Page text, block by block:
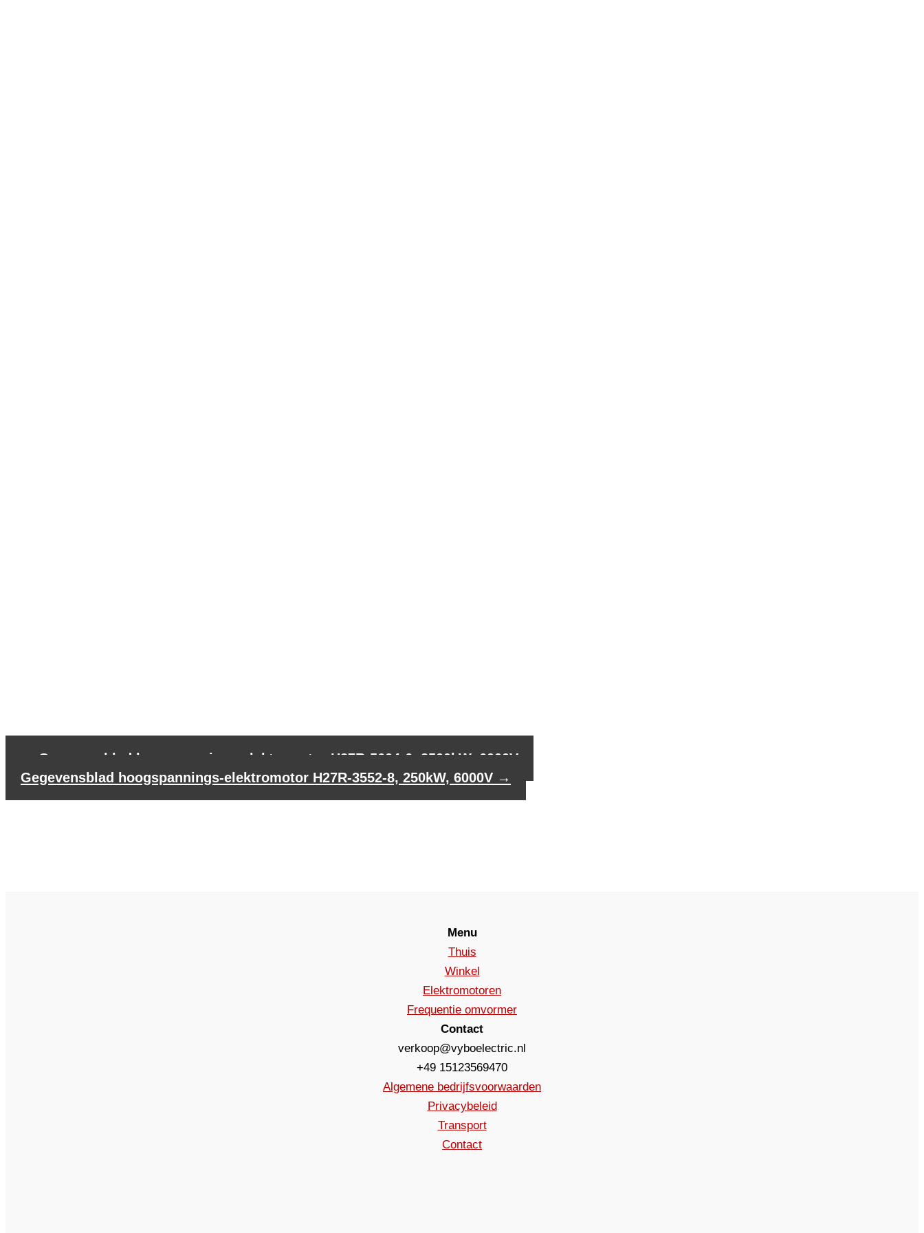
Gegevensblad hoogspannings-elektromotor H27R-5604-6, 2500kW, 6000V
Gegevensblad hoogspannings-elektromotor H27R-3552-8, 250kW, 6000V →
Menu
Thuis
Winkel
Elektromotoren
Frequentie omvormer
Contact
verkoop@vyboelectric.nl
+49 15123569470
Algemene bedrijfsvoorwaarden
Privacybeleid
Transport
Contact